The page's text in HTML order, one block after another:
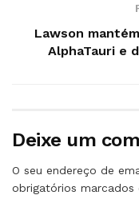
Lawson
AlphaTauri e
Deixe um
O seu endereço de
obrigatórios marcados